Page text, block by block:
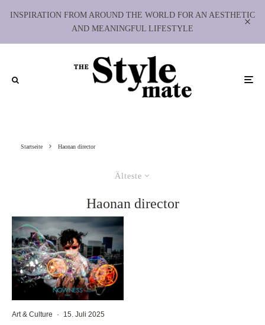
INSPIRATION FROM AROUND THE WORLD FOR AN AESTHETIC
AND MEANINGFUL LIFESTYLE
Startseite Haonan director
Älteste
Haonan director
Art & Culture · 15. Juli 2025